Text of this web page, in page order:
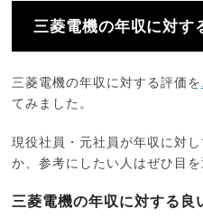
三菱電機の年収に対す
三菱電機の年収に対する評価を
てみました。
現役社員・元社員が年収に対
か、参考にしたい人はぜひ目を
三菱電機の年収に対する良